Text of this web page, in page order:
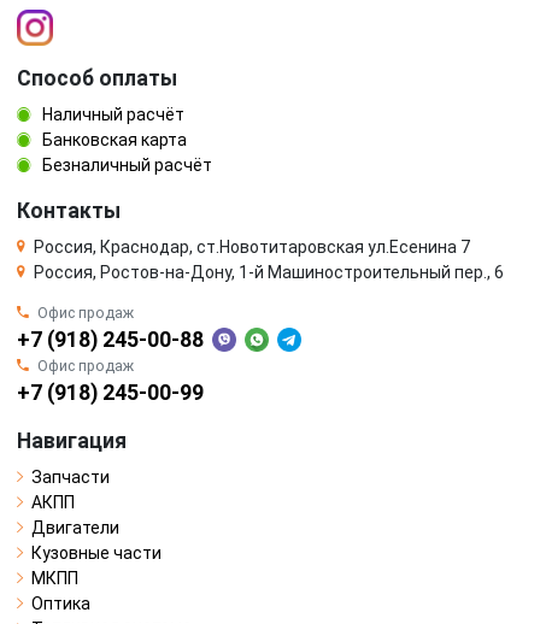
Способ оплаты
Наличный расчёт
Банковская карта
Безналичный расчёт
Контакты
Россия, Краснодар, ст.Новотитаровская ул.Есенина 7
Россия, Ростов-на-Дону, 1-й Машиностроительный пер., 6
Офис продаж
+7 (918) 245-00-88
Офис продаж
+7 (918) 245-00-99
Навигация
Запчасти
АКПП
Двигатели
Кузовные части
МКПП
Оптика